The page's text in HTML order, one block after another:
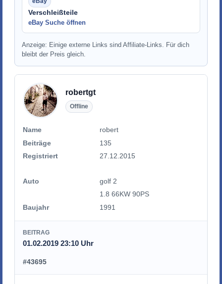
Verschleißteile
eBay Suche öffnen
Anzeige: Einige externe Links sind Affiliate-Links. Für dich
bleibt der Preis gleich.
robertgt
Offline
Name
robert
Beiträge
135
Registriert
27.12.2015
Auto
golf 2
1.8 66KW 90PS
Baujahr
1991
BEITRAG
01.02.2019 23:10 Uhr
#43695